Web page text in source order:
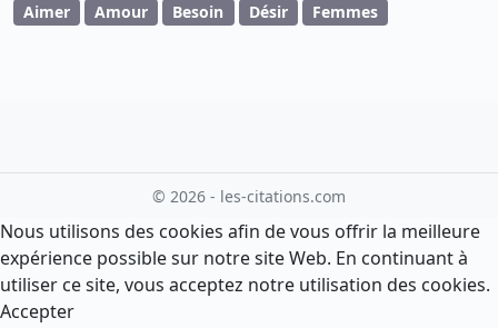
Aimer Amour Besoin Désir Femmes
© 2026 - les-citations.com
Nous utilisons des cookies afin de vous offrir la meilleure
expérience possible sur notre site Web. En continuant à
utiliser ce site, vous acceptez notre utilisation des cookies.
Accepter